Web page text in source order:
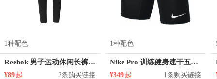
1种配色
Reebok 男子运动休闲长裤 CF2897
¥89 起 2条购买链接
1种配色
Nike Pro 训练健身速干五分短弹田径紧身短裤 838061
¥349 起 1条购买链接